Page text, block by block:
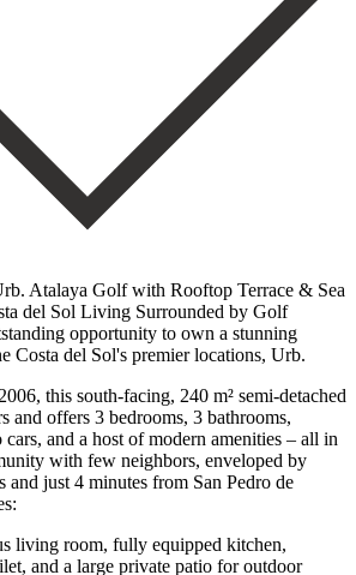
Atalaya Golf with Rooftop Terrace & Sea
del Sol Living Surrounded by Golf
opportunity to own a stunning
Costa del Sol's premier locations, Urb.
this south-facing, 240 m² semi-detached
and offers 3 bedrooms, 3 bathrooms,
and a host of modern amenities – all in
with few neighbors, enveloped by
and just 4 minutes from San Pedro de
living room, fully equipped kitchen,
and a large private patio for outdoor